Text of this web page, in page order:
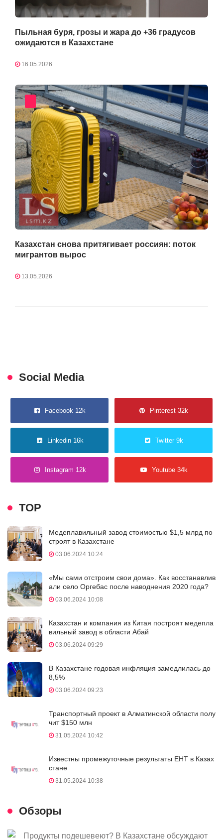
Пыльная буря, грозы и жара до +36 градусов
ожидаются в Казахстане
16.05.2026
Казахстан снова притягивает россиян: поток
мигрантов вырос
13.05.2026
Social Media
Facebook 12k Pinterest 32k
Linkedin 16k Twitter 9k
Instagram 12k Youtube 34k
TOP
Медеплавильный завод стоимостью $1,5 млрд по
строят в Казахстане
03.06.2024 10:24
«Мы сами отстроим свои дома». Как восстанавлив
али село Оргебас после наводнения 2020 года?
03.06.2024 10:08
Казахстан и компания из Китая построят медепла
вильный завод в области Абай
03.06.2024 09:29
В Казахстане годовая инфляция замедлилась до
8,5%
03.06.2024 09:23
Транспортный проект в Алматинской области полу
чит $150 млн
31.05.2024 10:42
Известны промежуточные результаты ЕНТ в Казах
стане
31.05.2024 10:38
Обзоры